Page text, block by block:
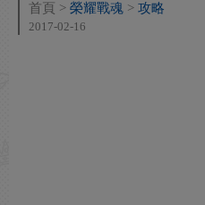
首頁 榮耀戰魂 攻略
2017-02-16